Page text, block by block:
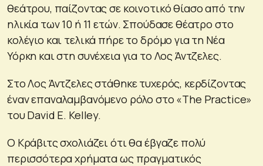
θεάτρου, παίζοντας σε κοινοτικό θίασο από την
ηλικία των 10 ή 11 ετών. Σπούδασε θέατρο στο
κολέγιο και τελικά πήρε το δρόμο για τη Νέα
Υόρκη και στη συνέχεια για το Λος Άντζελες.
Στο Λος Άντζελες στάθηκε τυχερός, κερδίζοντας
έναν επαναλαμβανόμενο ρόλο στο «The Practice»
του David E. Kelley.
Ο Κράβιτς σχολιάζει ότι θα έβγαζε πολύ
περισσότερα χρήματα ως πραγματικός